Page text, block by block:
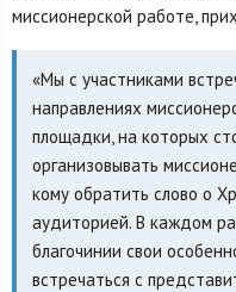
миссионерской работе,
«Мы с участниками
направлениях
площадки, на которых
организовывать
кому обратить слово о
аудиторией. В каждом
благочинии свои
встречаться с